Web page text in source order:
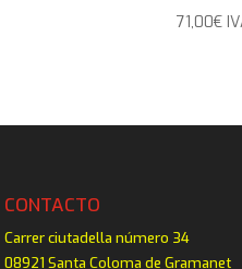
71,00€
CONTACTO
Carrer ciutadella número 34
08921 Santa Coloma de Gramanet